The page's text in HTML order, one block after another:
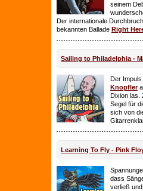
seinem
Der internationale
bekannten Ballade Right
Sailing to Philadelphia -
Der
Knopfler
Dixion las.
Segel für
sich von
Learning To Fly - Pink
dass
verließ